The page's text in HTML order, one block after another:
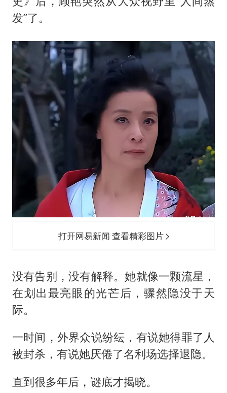
发”了。
打开网易新闻 查看精彩图片
没有告别，没有解释。她就像一颗流星，
在划出最亮眼的光芒后，骤然隐没于天
际。
一时间，外界众说纷纭，有说她得罪了人
被封杀，有说她厌倦了名利场选择退隐。
直到很多年后，谜底才揭晓。